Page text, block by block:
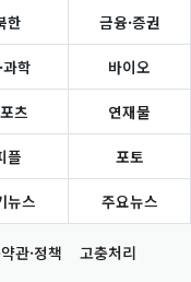
한 금융·증권
과학 바이오
츠 연재물
플 포토
뉴스 주요뉴스
관·정책 고충처리